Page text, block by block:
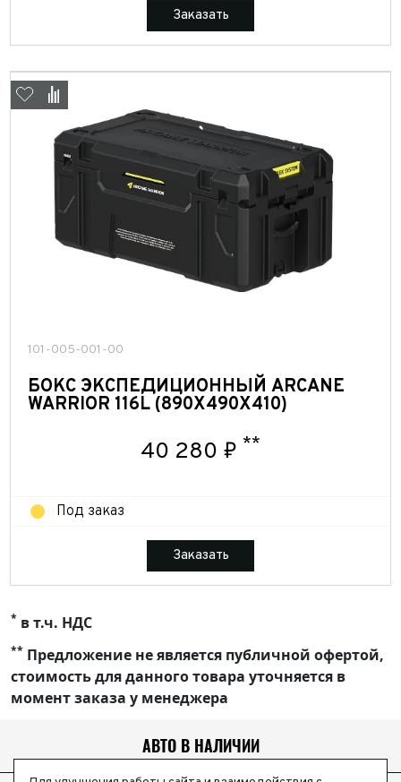
Заказать
101-005-001-00
БОКС ЭКСПЕДИЦИОННЫЙ ARCANE
WARRIOR 116L (890X490X410)
40 280 ₽ **
Под заказ
Заказать
* в т.ч. НДС
** Предложение не является публичной офертой,
стоимость для данного товара уточняется в
момент заказа у менеджера
АВТО В НАЛИЧИИ